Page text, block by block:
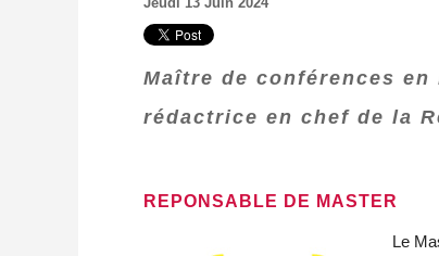
Maître de conférences
rédactrice en chef de la
REPONSABLE DE MASTER
Le